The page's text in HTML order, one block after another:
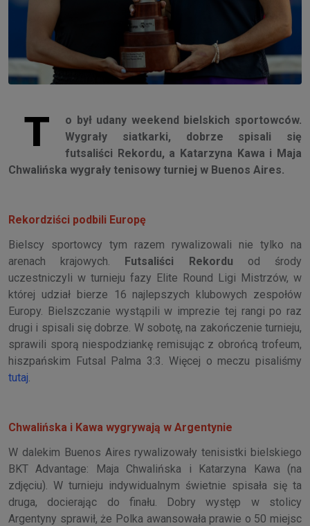
T
o był udany weekend bielskich sportowców.
Wygrały siatkarki, dobrze spisali się
futsaliści Rekordu, a Katarzyna Kawa i Maja
Chwalińska wygrały tenisowy turniej w Buenos Aires.
Rekordziści podbili Europę
Bielscy sportowcy tym razem rywalizowali nie tylko na
arenach krajowych. Futsaliści Rekordu od środy
uczestniczyli w turnieju fazy Elite Round Ligi Mistrzów, w
której udział bierze 16 najlepszych klubowych zespołów
Europy. Bielszczanie wystąpili w imprezie tej rangi po raz
drugi i spisali się dobrze. W sobotę, na zakończenie turnieju,
sprawili sporą niespodziankę remisując z obrońcą trofeum,
hiszpańskim Futsal Palma 3:3. Więcej o meczu pisaliśmy
tutaj.
Chwalińska i Kawa wygrywają w Argentynie
W dalekim Buenos Aires rywalizowały tenisistki bielskiego
BKT Advantage: Maja Chwalińska i Katarzyna Kawa (na
zdjęciu). W turnieju indywidualnym świetnie spisała się ta
druga, docierając do finału. Dobry występ w stolicy
Argentyny sprawił, że Polka awansowała prawie o 50 miejsc